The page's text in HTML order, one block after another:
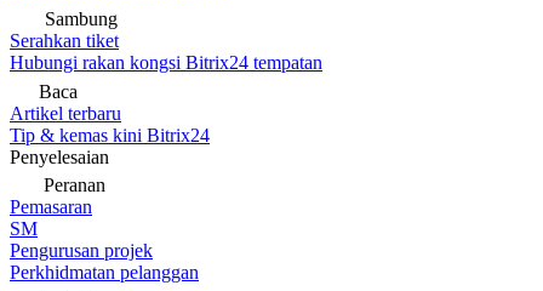
Sambung
Serahkan tiket
Hubungi rakan kongsi Bitrix24 tempatan
Baca
Artikel terbaru
Tip & kemas kini Bitrix24
Penyelesaian
Peranan
Pemasaran
SM
Pengurusan projek
Perkhidmatan pelanggan